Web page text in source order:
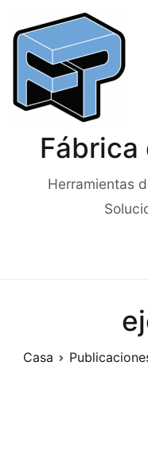
contenido
Fábrica
Herramientas
Casa